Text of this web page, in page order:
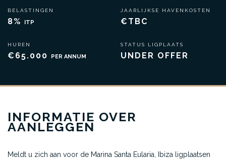
BELASTINGEN
8% ITP
HUREN
€65.000 PER ANNUM
JAARLIJKSE HAVENKOSTEN
€TBC
STATUS LIGPLAATS
UNDER OFFER
INFORMATIE OVER
AANLEGGEN
Meldt u zich aan voor de Marina Santa Eularia, Ibiza ligplaatsen